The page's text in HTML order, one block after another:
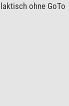
ohne GoTo